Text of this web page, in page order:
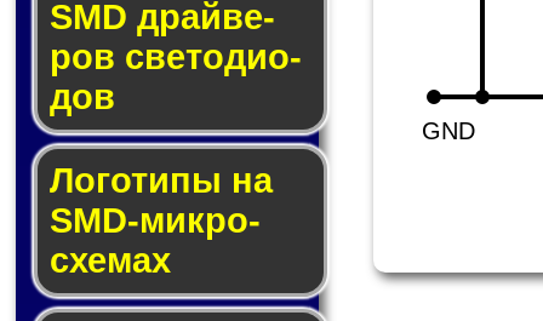
SMD драй­ве­
ров све­то­ди­о­
дов
Логотипы на
SMD-мик­ро­
схе­мах
GND